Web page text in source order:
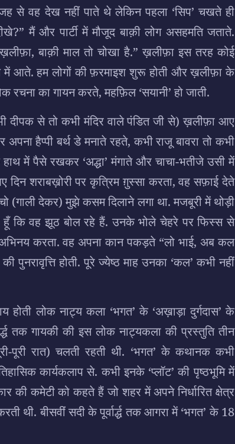
से वह देख नहीं पाते थे लेकिन पहला ‘सिप’ चखते ही
मैं और पार्टी में मौजूद बाक़ी लोग असहमति जताते.
बाक़ी माल तो चोखा है.” ख़लीफ़ा इस तरह कोई
में आते. हम लोगों की फ़रमाइश शुरू होती और ख़लीफ़ा के
रचना का गायन करते, महफ़िल ‘सयानी’ हो जाती.
दीपक से तो कभी मंदिर वाले पंडित जी से) ख़लीफ़ा आए
हैप्पी बर्थ डे मनाते रहते, कभी राजू बावरा तो कभी
में पैसे रखकर ‘अद्धा’ मंगाते और चाचा-भतीजे उसी में
शराबख़ोरी पर कृत्रिम ग़ुस्सा करता, वह सफ़ाई देते
(गाली देकर) मुझे कसम दिलाने लगा था. मजबूरी में थोड़ी
कि वह झूठ बोल रहे हैं. उनके भोले चेहरे पर फिस्स से
करता. वह अपना कान पकड़ते “लो भाई, अब कल
पुनरावृत्ति होती. पूरे ज्येष्ठ माह उनका ‘कल’ कभी नहीं
होती लोक नाट्य कला ‘भगत’ के ‘अख़ाड़ा दुर्गदास’ के
तक गायकी की इस लोक नाट्यकला की प्रस्तुति तीन
पूरी रात) चलती रहती थी. ‘भगत’ के कथानक कभी
कार्यकलाप से. कभी इनके ‘प्लॉट’ की पृष्ठभूमि में
की कमेटी को कहते हैं जो शहर में अपने निर्धारित क्षेत्र
थी. बीसवीं सदी के पूर्वार्द्ध तक आगरा में ‘भगत’ के 18